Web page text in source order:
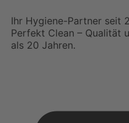
Ihr Hygiene-Partner seit
Perfekt Clean – Qualität
als 20 Jahren.